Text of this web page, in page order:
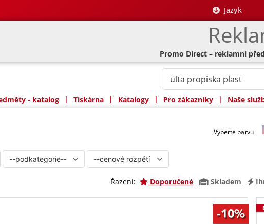
Jazyk
Promo Direct – reklamní
- katalog | Tiskárna | Katalogy | Pro zákazníky | Naše
Vyberte barvu
Řazení: Doporučené Skladem